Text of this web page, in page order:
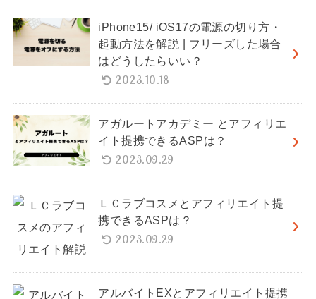
iPhone15/ iOS17の電源の切り方・
起動方法を解説 | フリーズした場合
はどうしたらいい？
2023.10.18
アガルートアカデミー とアフィリエ
イト提携できるASPは？
2023.09.29
ＬＣラブコスメとアフィリエイト提
携できるASPは？
2023.09.29
アルバイトEXとアフィリエイト提携